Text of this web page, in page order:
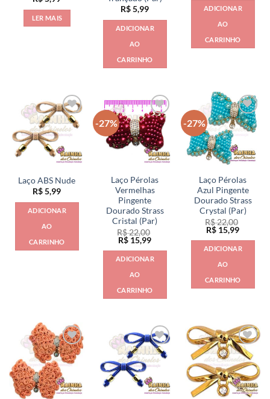
LER MAIS
R$5,99
ADICIONAR
AO
CARRINHO
ADICIONAR
AO
CARRINHO
Laço ABS Nude
R$5,99
ADICIONAR
AO
CARRINHO
-27%
Laço Pérolas
Vermelhas
Pingente
Dourado Strass
Cristal (Par)
R$22,00
O
original
era:
R$ 22,00.
R$ 15,99O
atual
é:
ADICIONAR
AO
CARRINHO
-27%
Laço Pérolas
Azul Pingente
Dourado Strass
Crystal (Par)
R$22,00
O
original
era:
R$ 22,00.
R$ 15,99O
atual
é:
ADICIONAR
AO
CARRINHO